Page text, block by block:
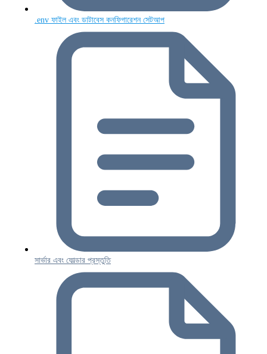
.env ফাইল এবং ডাটাবেস কনফিগারেশন সেটআপ
সার্ভার এবং ফোল্ডার প্রস্তুতি